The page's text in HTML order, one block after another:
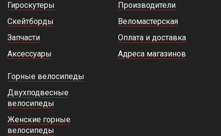
Гироскутеры
Скейтборды
Запчасти
Аксессуары
Производители
Веломастерская
Оплата и доставка
Адреса магазинов
Горные велосипеды
Двухподвесные
велосипеды
Женские горные
велосипеды